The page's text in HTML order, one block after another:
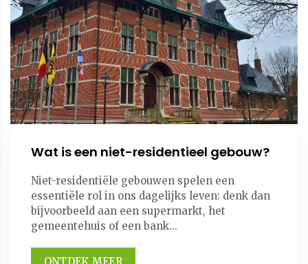
Wat is een niet-residentieel gebouw?
Niet-residentiële gebouwen spelen een
essentiële rol in ons dagelijks leven: denk dan
bijvoorbeeld aan een supermarkt, het
gemeentehuis of een bank...
ONTDEK MEER